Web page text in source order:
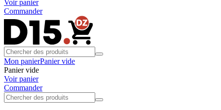
Voir panier
Commander
Mon panierPanier vide
Panier vide
Voir panier
Commander